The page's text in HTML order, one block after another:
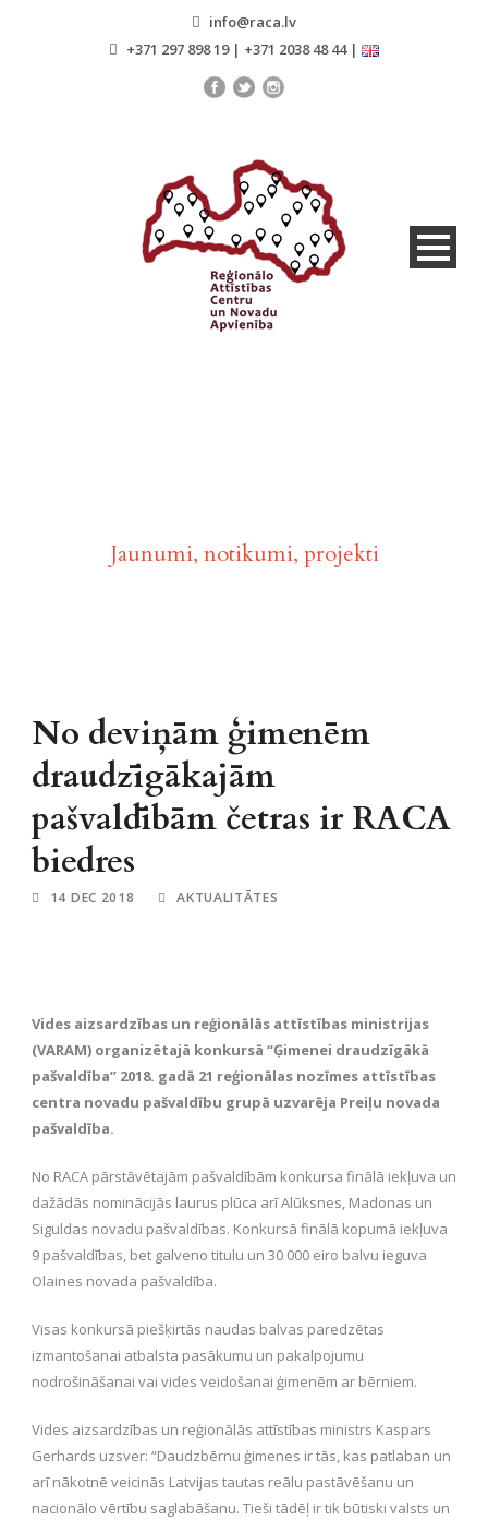
info@raca.lv
+371 297 898 19 | +371 2038 48 44 |
Jaunumi, notikumi, projekti
No deviņām ģimenēm
draudzīgākajām
pašvaldībām četras ir RACA
biedres
14 DEC 2018 AKTUALITĀTES
Vides aizsardzības un reģionālās attīstības ministrijas
(VARAM) organizētajā konkursā “Ģimenei draudzīgākā
pašvaldība” 2018. gadā 21 reģionālas nozīmes attīstības
centra novadu pašvaldību grupā uzvarēja Preiļu novada
pašvaldība.
No RACA pārstāvētajām pašvaldībām konkursa finālā iekļuva un
dažādās nominācijās laurus plūca arī Alūksnes, Madonas un
Siguldas novadu pašvaldības. Konkursā finālā kopumā iekļuva
9 pašvaldības, bet galveno titulu un 30 000 eiro balvu ieguva
Olaines novada pašvaldība.
Visas konkursā piešķirtās naudas balvas paredzētas
izmantošanai atbalsta pasākumu un pakalpojumu
nodrošināšanai vai vides veidošanai ģimenēm ar bērniem.
Vides aizsardzības un reģionālās attīstības ministrs Kaspars
Gerhards uzsver: “Daudzbērnu ģimenes ir tās, kas patlaban un
arī nākotnē veicinās Latvijas tautas reālu pastāvēšanu un
nacionālo vērtību saglabāšanu. Tieši tādēļ ir tik būtiski valsts un